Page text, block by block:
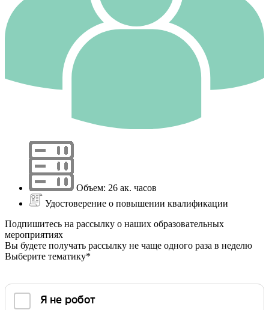
Объем: 26 ак. часов
Удостоверение о повышении квалификации
Подпишитесь на рассылку о наших образовательных
мероприятиях
Вы будете получать рассылку не чаще одного раза в неделю
Выберите тематику*